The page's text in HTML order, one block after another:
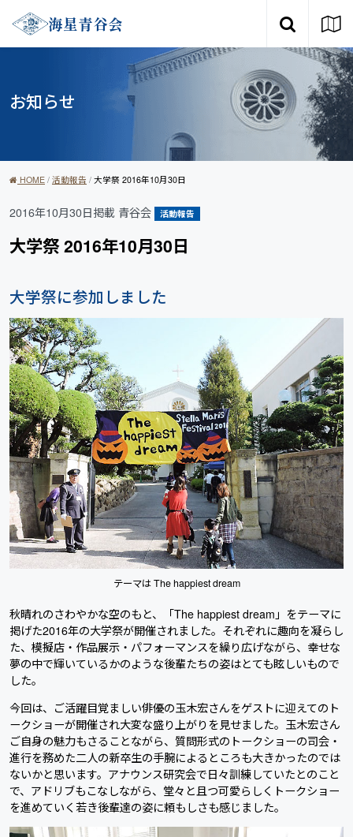
コンテンツへスキップ メインナビゲーシ
海星青谷会
お知らせ
HOME / 活動報告 / 大学祭 2016年10月30日
2016年10月30日掲載 青谷会 活動報告
大学祭 2016年10月30日
大学祭に参加しました
テーマは The happiest dream
秋晴れのさわやかな空のもと、「The happiest dream」をテーマに
掲げた2016年の大学祭が開催されました。それぞれに趣向を凝らし
た、模擬店・作品展示・パフォーマンスを繰り広げながら、幸せな
夢の中で輝いているかのような後輩たちの姿はとても眩しいもので
した。
今回は、ご活躍目覚ましい俳優の玉木宏さんをゲストに迎えてのト
ークショーが開催され大変な盛り上がりを見せました。玉木宏さん
ご自身の魅力もさることながら、質問形式のトークショーの司会・
進行を務めた二人の新卒生の手腕によるところも大きかったのでは
ないかと思います。アナウンス研究会で日々訓練していたとのこと
で、アドリブもこなしながら、堂々と且つ可愛らしくトークショー
を進めていく若き後輩達の姿に頼もしさも感じました。